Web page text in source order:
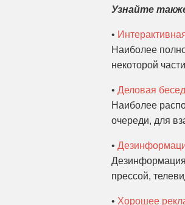
Узнайте
•
Наиболее
некоторой
• Деловая
Наиболее
очереди, для
•
прессой,
• Хорошее